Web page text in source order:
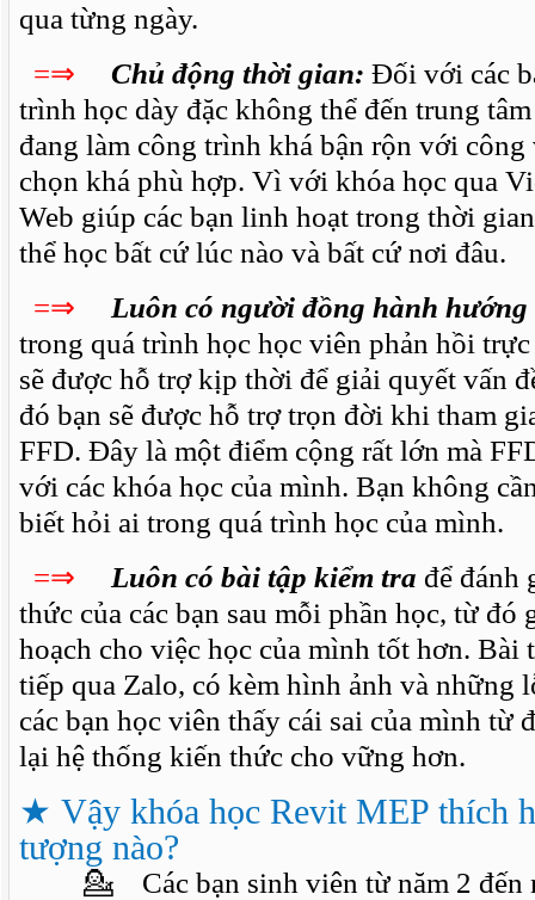
qua từng ngày.
=⇒
Chủ động thời gian: Đối với các
trình học dày đặc không thể đến trung
đang làm công trình khá bận rộn với
chọn khá phù hợp. Vì với khóa học qua
Web giúp các bạn linh hoạt trong thời
thể học bất cứ lúc nào và bất cứ nơi đâu.
=⇒
Luôn có người đồng hành
trong quá trình học học viên phản hồi
sẽ được hỗ trợ kịp thời để giải quyết vấn
đó bạn sẽ được hỗ trợ trọn đời khi tham
FFD. Đây là một điểm cộng rất lớn mà
với các khóa học của mình. Bạn không
biết hỏi ai trong quá trình học của mình.
=⇒
Luôn có bài tập kiểm tra để đánh
thức của các bạn sau mỗi phần học, từ đó
hoạch cho việc học của mình tốt hơn. Bài
tiếp qua Zalo, có kèm hình ảnh và những
các bạn học viên thấy cái sai của mình từ
lại hệ thống kiến thức cho vững hơn.
★ Vậy khóa học Revit MEP thích
tượng nào?
💁 Các bạn sinh viên từ năm 2 đến